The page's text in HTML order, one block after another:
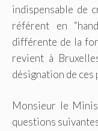
indispensable de
référent en
différente de la
revient à
désignation de ces
Monsieur le
questions